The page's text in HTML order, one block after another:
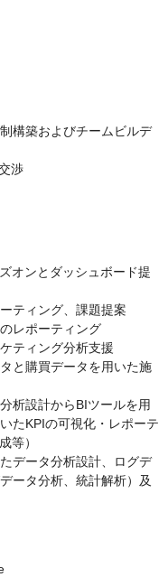
構築およびチームビルデ
渉
オンとダッシュボード提
ティング、課題提案
レポーティング
ティング分析支援
と購買データを用いた施
析設計からBIツールを用
たKPIの可視化・レポーテ
等）
データ分析設計、ログデ
ータ分析、統計解析）及